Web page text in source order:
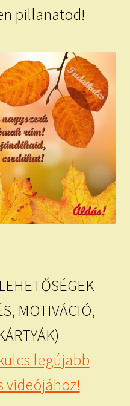
pillanatod!
MOTIVÁCIÓ,
legújabb
videójához!